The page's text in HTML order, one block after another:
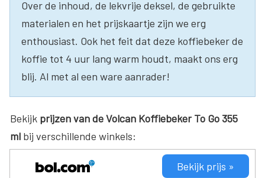
Over de inhoud, de lekvrije deksel, de gebruikte
materialen en het prijskaartje zijn we erg
enthousiast. Ook het feit dat deze koffiebeker de
koffie tot 4 uur lang warm houdt, maakt ons erg
blij. Al met al een ware aanrader!
Bekijk prijzen van de Volcan Koffiebeker To Go 355
ml bij verschillende winkels:
Bekijk prijs »